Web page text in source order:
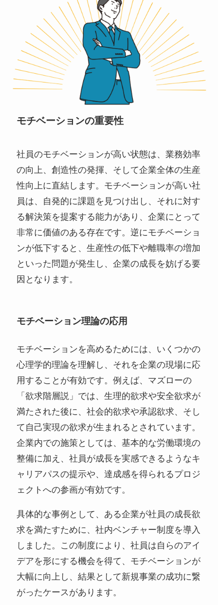
モチベーションの重要性
社員のモチベーションが高い状態は、業務効率
の向上、創造性の発揮、そして企業全体の生産
性向上に直結します。モチベーションが高い社
員は、自発的に課題を見つけ出し、それに対す
る解決策を提案する能力があり、企業にとって
非常に価値のある存在です。逆にモチベーショ
ンが低下すると、生産性の低下や離職率の増加
といった問題が発生し、企業の成長を妨げる要
因となります。
モチベーション理論の応用
モチベーションを高めるためには、いくつかの
心理学的理論を理解し、それを企業の現場に応
用することが有効です。例えば、マズローの
「欲求階層説」では、生理的欲求や安全欲求が
満たされた後に、社会的欲求や承認欲求、そし
て自己実現の欲求が生まれるとされています。
企業内での施策としては、基本的な労働環境の
整備に加え、社員が成長を実感できるようなキ
ャリアパスの提示や、達成感を得られるプロジ
ェクトへの参画が有効です。
具体的な事例として、ある企業が社員の成長欲
求を満たすために、社内ベンチャー制度を導入
しました。この制度により、社員は自らのアイ
デアを形にする機会を得て、モチベーションが
大幅に向上し、結果として新規事業の成功に繋
がったケースがあります。